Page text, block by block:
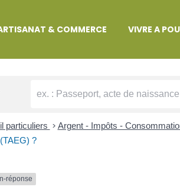
& COMMERCE VIVRE A
particuliers > Argent - Impôts -
?
réponse